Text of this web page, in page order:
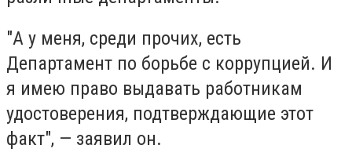
"А у меня, среди прочих, есть
Департамент по борьбе с коррупцией. И
я имею право выдавать работникам
удостоверения, подтверждающие этот
факт", — заявил он.